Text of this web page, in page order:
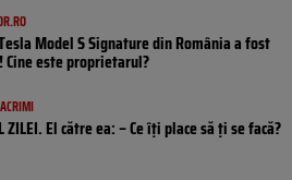
Model S Signature din România a fost
este proprietarul?
ZILEI. El către ea: – Ce îți place să ți se facă?